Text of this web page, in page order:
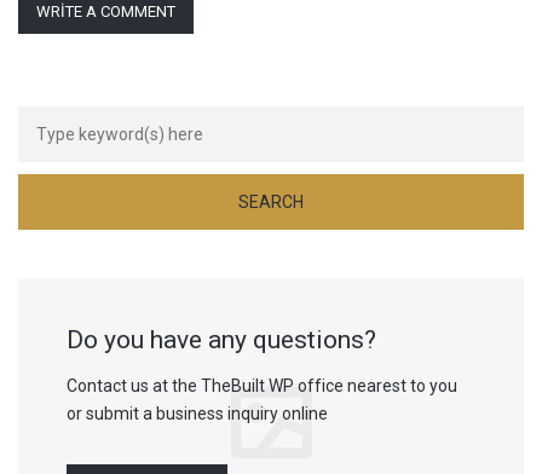
WRITE A COMMENT
Do you have any questions?
Contact us at the TheBuilt WP office nearest to you
or submit a business inquiry online